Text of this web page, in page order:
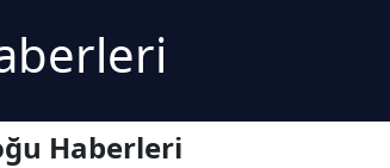
Haberleri